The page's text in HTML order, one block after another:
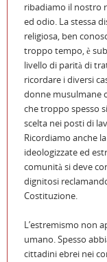
ribadiamo il nostro
ed odio. La stessa
religiosa, ben
troppo tempo, è
livello di parità di
ricordare i diversi
donne musulmane
che troppo spesso
scelta nei posti di
Ricordiamo anche
ideologizzate ed
comunità si deve
dignitosi
Costituzione.
L’estremismo non
umano. Spesso
cittadini ebrei nei